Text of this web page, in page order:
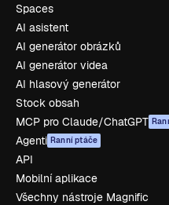
Spaces
AI asistent
AI generátor obrázků
AI generátor videa
AI hlasový generátor
Stock obsah
MCP pro Claude/ChatGPT
Agenti Ranní ptáče
API
Mobilní aplikace
Všechny nástroje Magnific